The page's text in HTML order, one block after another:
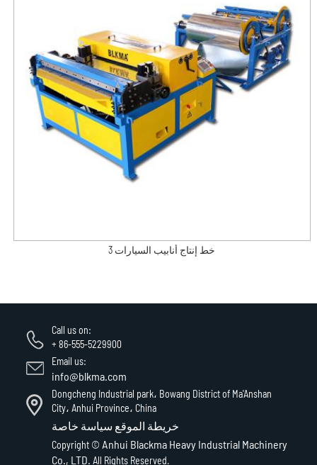
خط إنتاج أنابيب السيارات 3
Call us on:
+ 86-555-5229900
Email us:
info@blkma.com
Dongcheng Industrial park، Bowang District of Ma'Anshan
City، Anhui Province، China
خريطة الموقع سياسة خاصة
Copyright © Anhui Blackma Heavy Industrial Machinery
Co., LTD. All Rights Reserved.